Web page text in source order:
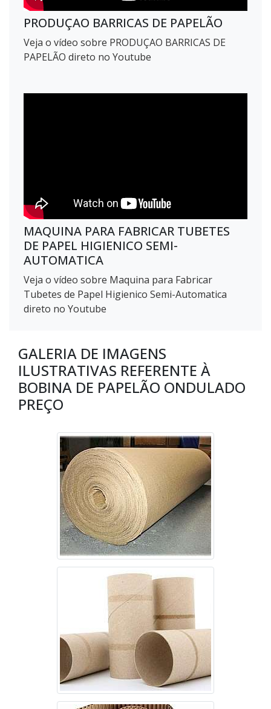
PRODUÇAO BARRICAS DE PAPELÃO
Veja o vídeo sobre PRODUÇAO BARRICAS DE
PAPELÃO direto no Youtube
MAQUINA PARA FABRICAR TUBETES
DE PAPEL HIGIENICO SEMI-
AUTOMATICA
Veja o vídeo sobre Maquina para Fabricar
Tubetes de Papel Higienico Semi-Automatica
direto no Youtube
GALERIA DE IMAGENS
ILUSTRATIVAS REFERENTE À
BOBINA DE PAPELÃO ONDULADO
PREÇO